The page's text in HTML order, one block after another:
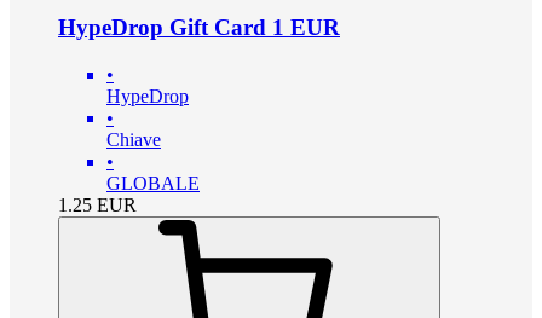
HypeDrop Gift Card 1 EUR
•
HypeDrop
•
Chiave
•
GLOBALE
1.25 EUR